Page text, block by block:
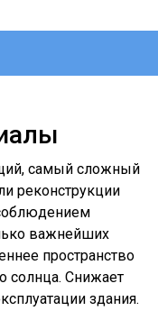
самый сложный
реконструкции
важнейших
пространство
солнца. Снижает
здания.